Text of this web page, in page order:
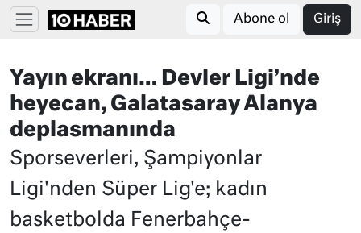
Abone ol Giriş
Yayın ekranı… Devler Ligi’nde
heyecan, Galatasaray Alanya
deplasmanında
Sporseverleri, Şampiyonlar
Ligi'nden Süper Lig'e; kadın
basketbolda Fenerbahçe-